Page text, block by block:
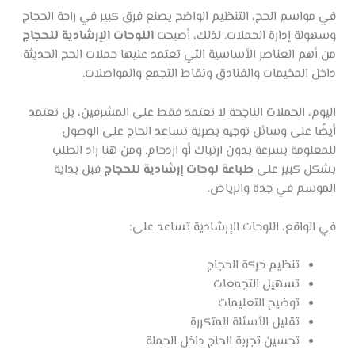
في مواسم الحج، التنظيم الواضح يصنع فرق كبير في راحة الحجاج
وسهولة إدارة الحملات. لذلك، أصبحت اللوحات الإرشادية للحجاج
من أهم العناصر الأساسية التي تعتمد عليها حملات الحج الحديثة
داخل المخيمات والفنادق ونقاط التجمع والمواصلات.
اليوم، الحملات الناجحة لا تعتمد فقط على المشرفين، بل تعتمد
أيضًا على وسائل توجيه بصرية تساعد الحاج على الوصول
للمعلومة بسرعة بدون ارتباك أو ازدحام. ومن هنا زاد الطلب
بشكل كبير على طباعة لوحات إرشادية للحجاج قبل بداية
الموسم في جدة والرياض.
في الواقع، اللوحات الإرشادية تساعد على:
تنظيم حركة الحجاج
تسهيل التجمعات
توضيح التعليمات
تقليل الأسئلة المتكررة
تحسين تجربة الحاج داخل الحملة